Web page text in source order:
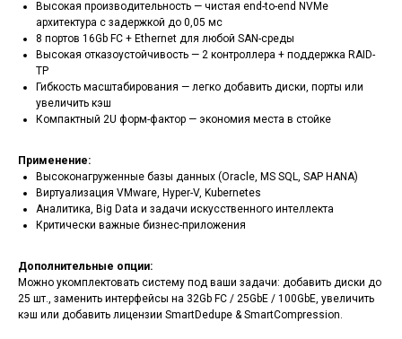
Высокая производительность — чистая end-to-end NVMe
архитектура с задержкой до 0,05 мс
8 портов 16Gb FC + Ethernet для любой SAN-среды
Высокая отказоустойчивость — 2 контроллера + поддержка RAID-
TP
Гибкость масштабирования — легко добавить диски, порты или
увеличить кэш
Компактный 2U форм-фактор — экономия места в стойке
Применение:
Высоконагруженные базы данных (Oracle, MS SQL, SAP HANA)
Виртуализация VMware, Hyper-V, Kubernetes
Аналитика, Big Data и задачи искусственного интеллекта
Критически важные бизнес-приложения
Дополнительные опции:
Можно укомплектовать систему под ваши задачи: добавить диски до
25 шт., заменить интерфейсы на 32Gb FC / 25GbE / 100GbE, увеличить
кэш или добавить лицензии SmartDedupe & SmartCompression.